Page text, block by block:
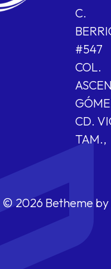
C.
#547
COL.
CD.
TAM.,
© 2026 Betheme by